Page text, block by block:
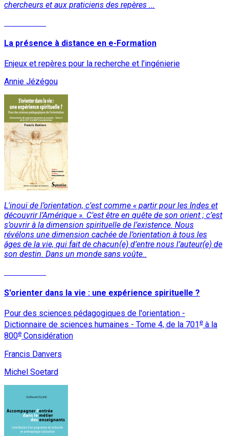
chercheurs et aux praticiens des repères ...
La présence à distance en e-Formation
Enjeux et repères pour la recherche et l'ingénierie
Annie Jézégou
L'inouï de l’orientation, c’est comme « partir pour les Indes et
découvrir l’Amérique ». C’est être en quête de son orient ; c’est
s’ouvrir à la dimension spirituelle de l’existence. Nous
révélons une dimension cachée de l’orientation à tous les
âges de la vie, qui fait de chacun(e) d’entre nous l’auteur(e) de
son destin. Dans un monde sans voûte..
S'orienter dans la vie : une expérience spirituelle ?
Pour des sciences pédagogiques de l'orientation -
Dictionnaire de sciences humaines - Tome 4, de la 701 e à la
800e Considération
Francis Danvers
Michel Soetard